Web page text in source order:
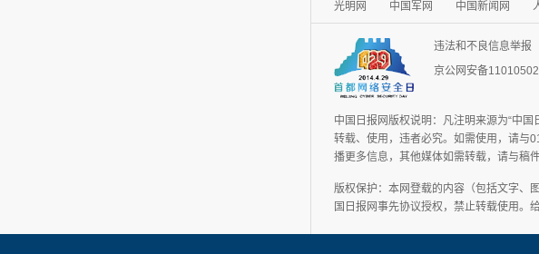
光明网
中国军网 中国新闻网
违法和不良信息举报
京公网安备
中国日报网版权说明：凡注明来源为“中
转载、使用，违者必究。如需使用，请与
播更多信息，其他媒体如需转载，请与稿
版权保护：本网登载的内容（包括文字、
国日报网事先协议授权，禁止转载使用。